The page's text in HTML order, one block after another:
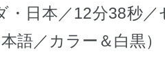
・日本／12分38秒
語／カラー＆白黒）